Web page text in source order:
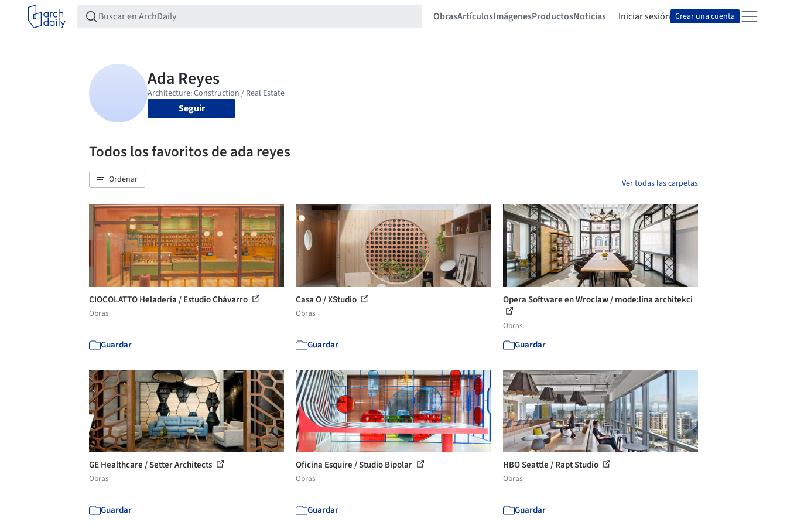
ObrasArtículosImágenesProductosNoticias Iniciar sesión Crear una cuenta
Seguir
Todos los favoritos de ada reyes
Ordenar Ver todas las carpetas
CIOCOLATTO Heladería / Estudio Chávarro
Obras
Guardar
Casa O / XStudio
Obras
Guardar
Opera Software en Wroclaw / mode:lina architekci
Obras
Guardar
GE Healthcare / Setter Architects
Obras
Guardar
Oficina Esquire / Studio Bipolar
Obras
Guardar
HBO Seattle / Rapt Studio
Obras
Guardar